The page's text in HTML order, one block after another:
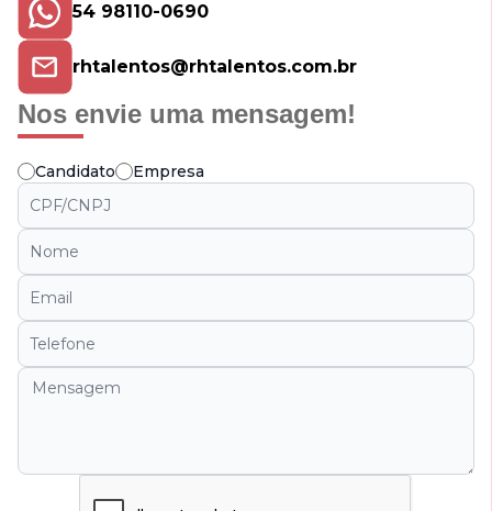
54 98110-0690
rhtalentos@rhtalentos.com.br
Nos envie uma mensagem!
Candidato Empresa